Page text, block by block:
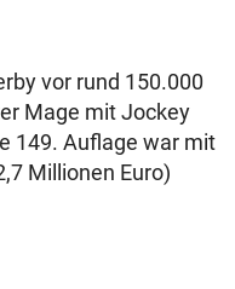
vor rund 150.000
Mage mit Jockey
149. Auflage war mit
Millionen Euro)